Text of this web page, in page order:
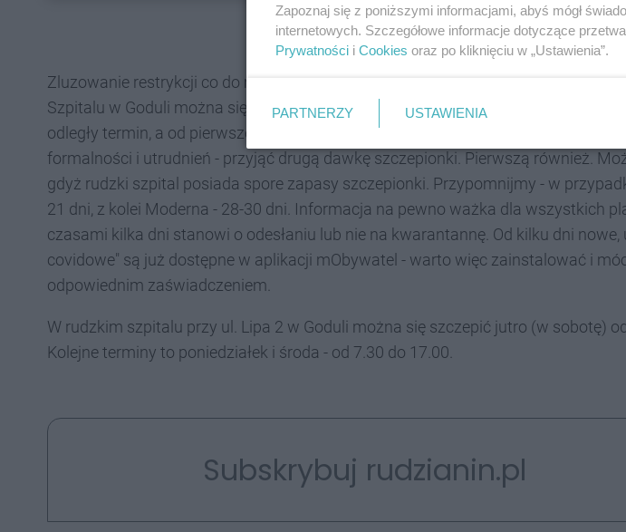
Zluzowanie restrykcji co do miejsca i daty kolejnej dawki szczepionki przeciwko
Szpitalu w Goduli można się zaszczepić Pfizerem i Moderną. Każdy, kto miał
odległy termin, a od pierwszego szczepienia minął odpowiedni czas - może
formalności i utrudnień - przyjąć drugą dawkę szczepionki. Pierwszą również.
gdyż rudzki szpital posiada spore zapasy szczepionki. Przypomnijmy - w
21 dni, z kolei Moderna - 28-30 dni. Informacja na pewno ważka dla wszystkich
czasami kilka dni stanowi o odesłaniu lub nie na kwarantannę. Od kilku dni nowe,
covidowe" są już dostępne w aplikacji mObywatel - warto więc zainstalować i
odpowiednim zaświadczeniem.
W rudzkim szpitalu przy ul. Lipa 2 w Goduli można się szczepić jutro (w sobotę)
Kolejne terminy to poniedziałek i środa - od 7.30 do 17.00.
Subskrybuj rudzianin.pl
Zapoznaj się z poniższymi informacjami, abyś mógł
internetowych. Szczegółowe informacje dotyczące
Prywatności i Cookies oraz po kliknięciu w „Ustawienia”.
PARTNERZY USTAWIENIA